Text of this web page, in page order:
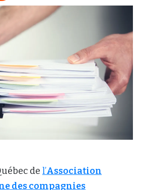
de l’Association
des compagnies